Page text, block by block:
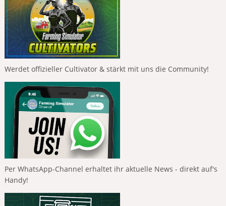
Werdet offizieller Cultivator & stärkt mit uns die Community!
Per WhatsApp-Channel erhaltet ihr aktuelle News - direkt auf's
Handy!